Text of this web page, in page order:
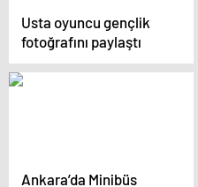
Usta oyuncu gençlik
fotoğrafını paylaştı
Ankara’da Minibüs